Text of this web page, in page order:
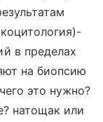
в пределах
на биопсию
это нужно?
натощак или